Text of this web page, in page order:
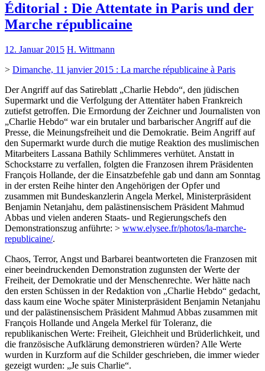
Éditorial : Die Attentate in Paris und der
Marche républicaine
12. Januar 2015 H. Wittmann
> Dimanche, 11 janvier 2015 : La marche républicaine à Paris
Der Angriff auf das Satireblatt „Charlie Hebdo“, den jüdischen
Supermarkt und die Verfolgung der Attentäter haben Frankreich
zutiefst getroffen. Die Ermordung der Zeichner und Journalisten von
„Charlie Hebdo“ war ein brutaler und barbarischer Angriff auf die
Presse, die Meinungsfreiheit und die Demokratie. Beim Angriff auf
den Supermarkt wurde durch die mutige Reaktion des muslimischen
Mitarbeiters Lassana Bathily Schlimmeres verhütet. Anstatt in
Schockstarre zu verfallen, folgten die Franzosen ihrem Präsidenten
François Hollande, der die Einsatzbefehle gab und dann am Sonntag
in der ersten Reihe hinter den Angehörigen der Opfer und
zusammen mit Bundeskanzlerin Angela Merkel, Ministerpräsident
Benjamin Netanjahu, dem palästinensischem Präsident Mahmud
Abbas und vielen anderen Staats- und Regierungschefs den
Demonstrationszug anführte: > www.elysee.fr/photos/la-marche-
republicaine/.
Chaos, Terror, Angst und Barbarei beantworteten die Franzosen mit
einer beeindruckenden Demonstration zugunsten der Werte der
Freiheit, der Demokratie und der Menschenrechte. Wer hätte nach
den ersten Schüssen in der Redaktion von „Charlie Hebdo“ gedacht,
dass kaum eine Woche später Ministerpräsident Benjamin Netanjahu
und der palästinensischem Präsident Mahmud Abbas zusammen mit
François Hollande und Angela Merkel für Toleranz, die
republikanischen Werte: Freiheit, Gleichheit und Brüderlichkeit, und
die französische Aufklärung demonstrieren würden? Alle Werte
wurden in Kurzform auf die Schilder geschrieben, die immer wieder
gezeigt wurden: „Je suis Charlie“.